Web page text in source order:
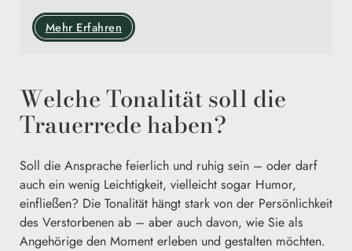
Mehr Erfahren
Welche Tonalität soll die
Trauerrede haben?
Soll die Ansprache feierlich und ruhig sein – oder darf
auch ein wenig Leichtigkeit, vielleicht sogar Humor,
einfließen? Die Tonalität hängt stark von der Persönlichkeit
des Verstorbenen ab – aber auch davon, wie Sie als
Angehörige den Moment erleben und gestalten möchten.